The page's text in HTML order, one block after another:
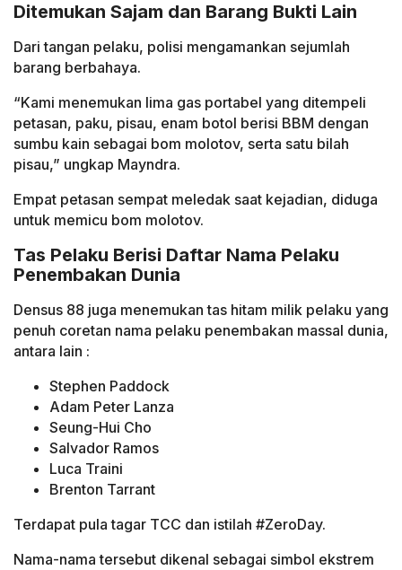
Ditemukan Sajam dan Barang Bukti Lain
Dari tangan pelaku, polisi mengamankan sejumlah
barang berbahaya.
“Kami menemukan lima gas portabel yang ditempeli
petasan, paku, pisau, enam botol berisi BBM dengan
sumbu kain sebagai bom molotov, serta satu bilah
pisau,” ungkap Mayndra.
Empat petasan sempat meledak saat kejadian, diduga
untuk memicu bom molotov.
Tas Pelaku Berisi Daftar Nama Pelaku
Penembakan Dunia
Densus 88 juga menemukan tas hitam milik pelaku yang
penuh coretan nama pelaku penembakan massal dunia,
antara lain :
Stephen Paddock
Adam Peter Lanza
Seung-Hui Cho
Salvador Ramos
Luca Traini
Brenton Tarrant
Terdapat pula tagar TCC dan istilah #ZeroDay.
Nama-nama tersebut dikenal sebagai simbol ekstrem